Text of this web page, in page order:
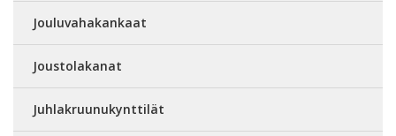
Jouluvahakankaat
Joustolakanat
Juhlakruunukynttilät